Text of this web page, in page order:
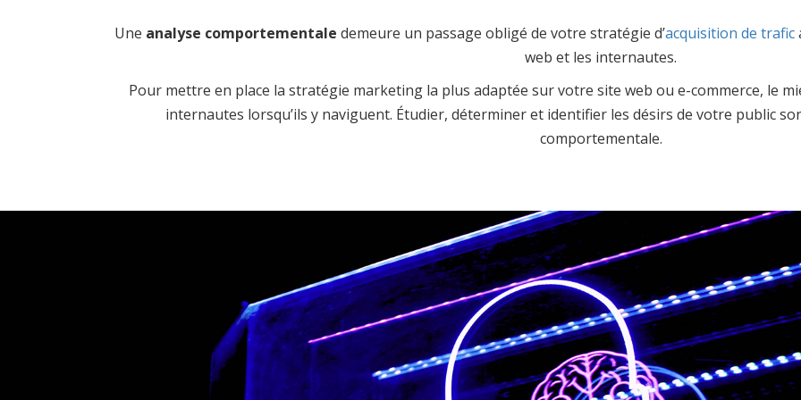
Une analyse comportementale demeure un passage obligé de votre stratégie d’acquisition de trafic
web et les internautes.
Pour mettre en place la stratégie marketing la plus adaptée sur votre site web ou e-commerce, le
internautes lorsqu’ils y naviguent. Étudier, déterminer et identifier les désirs de votre public
comportementale.